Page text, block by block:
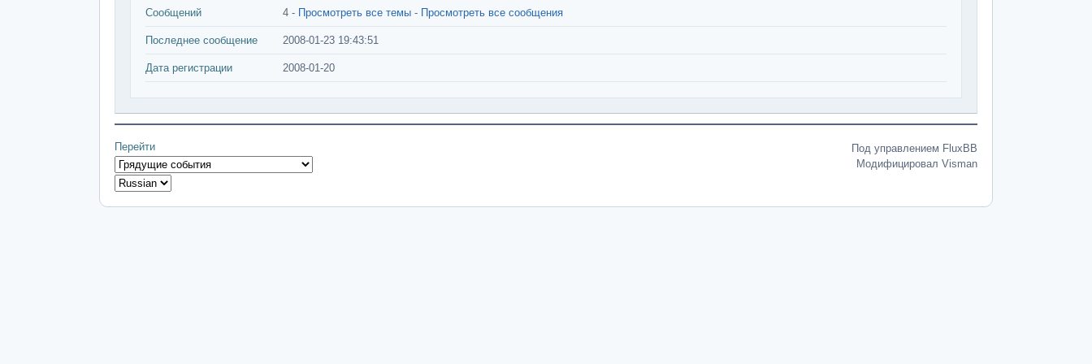
Сообщений 4 - Просмотреть все темы - Просмотреть все сообщения
Последнее сообщение 2008-01-23 19:43:51
Дата регистрации 2008-01-20
Перейти
Под управлением FluxBB
Модифицировал Visman